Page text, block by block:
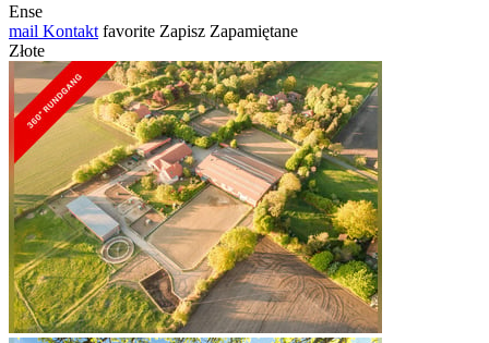
Ense
mail Kontakt favorite Zapisz Zapamiętane
Złote